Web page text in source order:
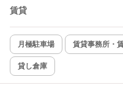
賃貸
月極駐車場 賃貸事務所・
貸し倉庫